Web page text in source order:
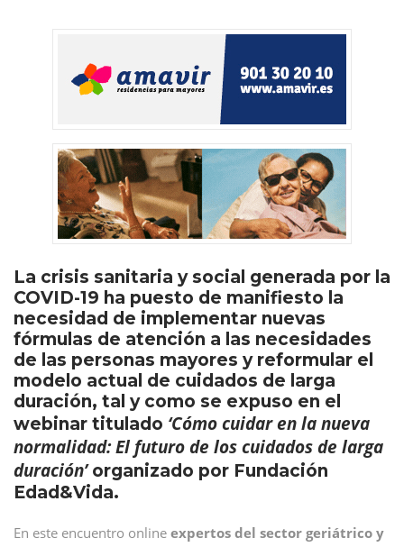
La crisis sanitaria y social generada por la
COVID-19 ha puesto de manifiesto la
necesidad de implementar nuevas
fórmulas de atención a las necesidades
de las personas mayores y reformular el
modelo actual de cuidados de larga
duración, tal y como se expuso en el
webinar titulado ‘Cómo cuidar en la nueva
normalidad: El futuro de los cuidados de larga
duración’organizado por Fundación
Edad&Vida.
En este encuentro online expertos del sector geriátrico y